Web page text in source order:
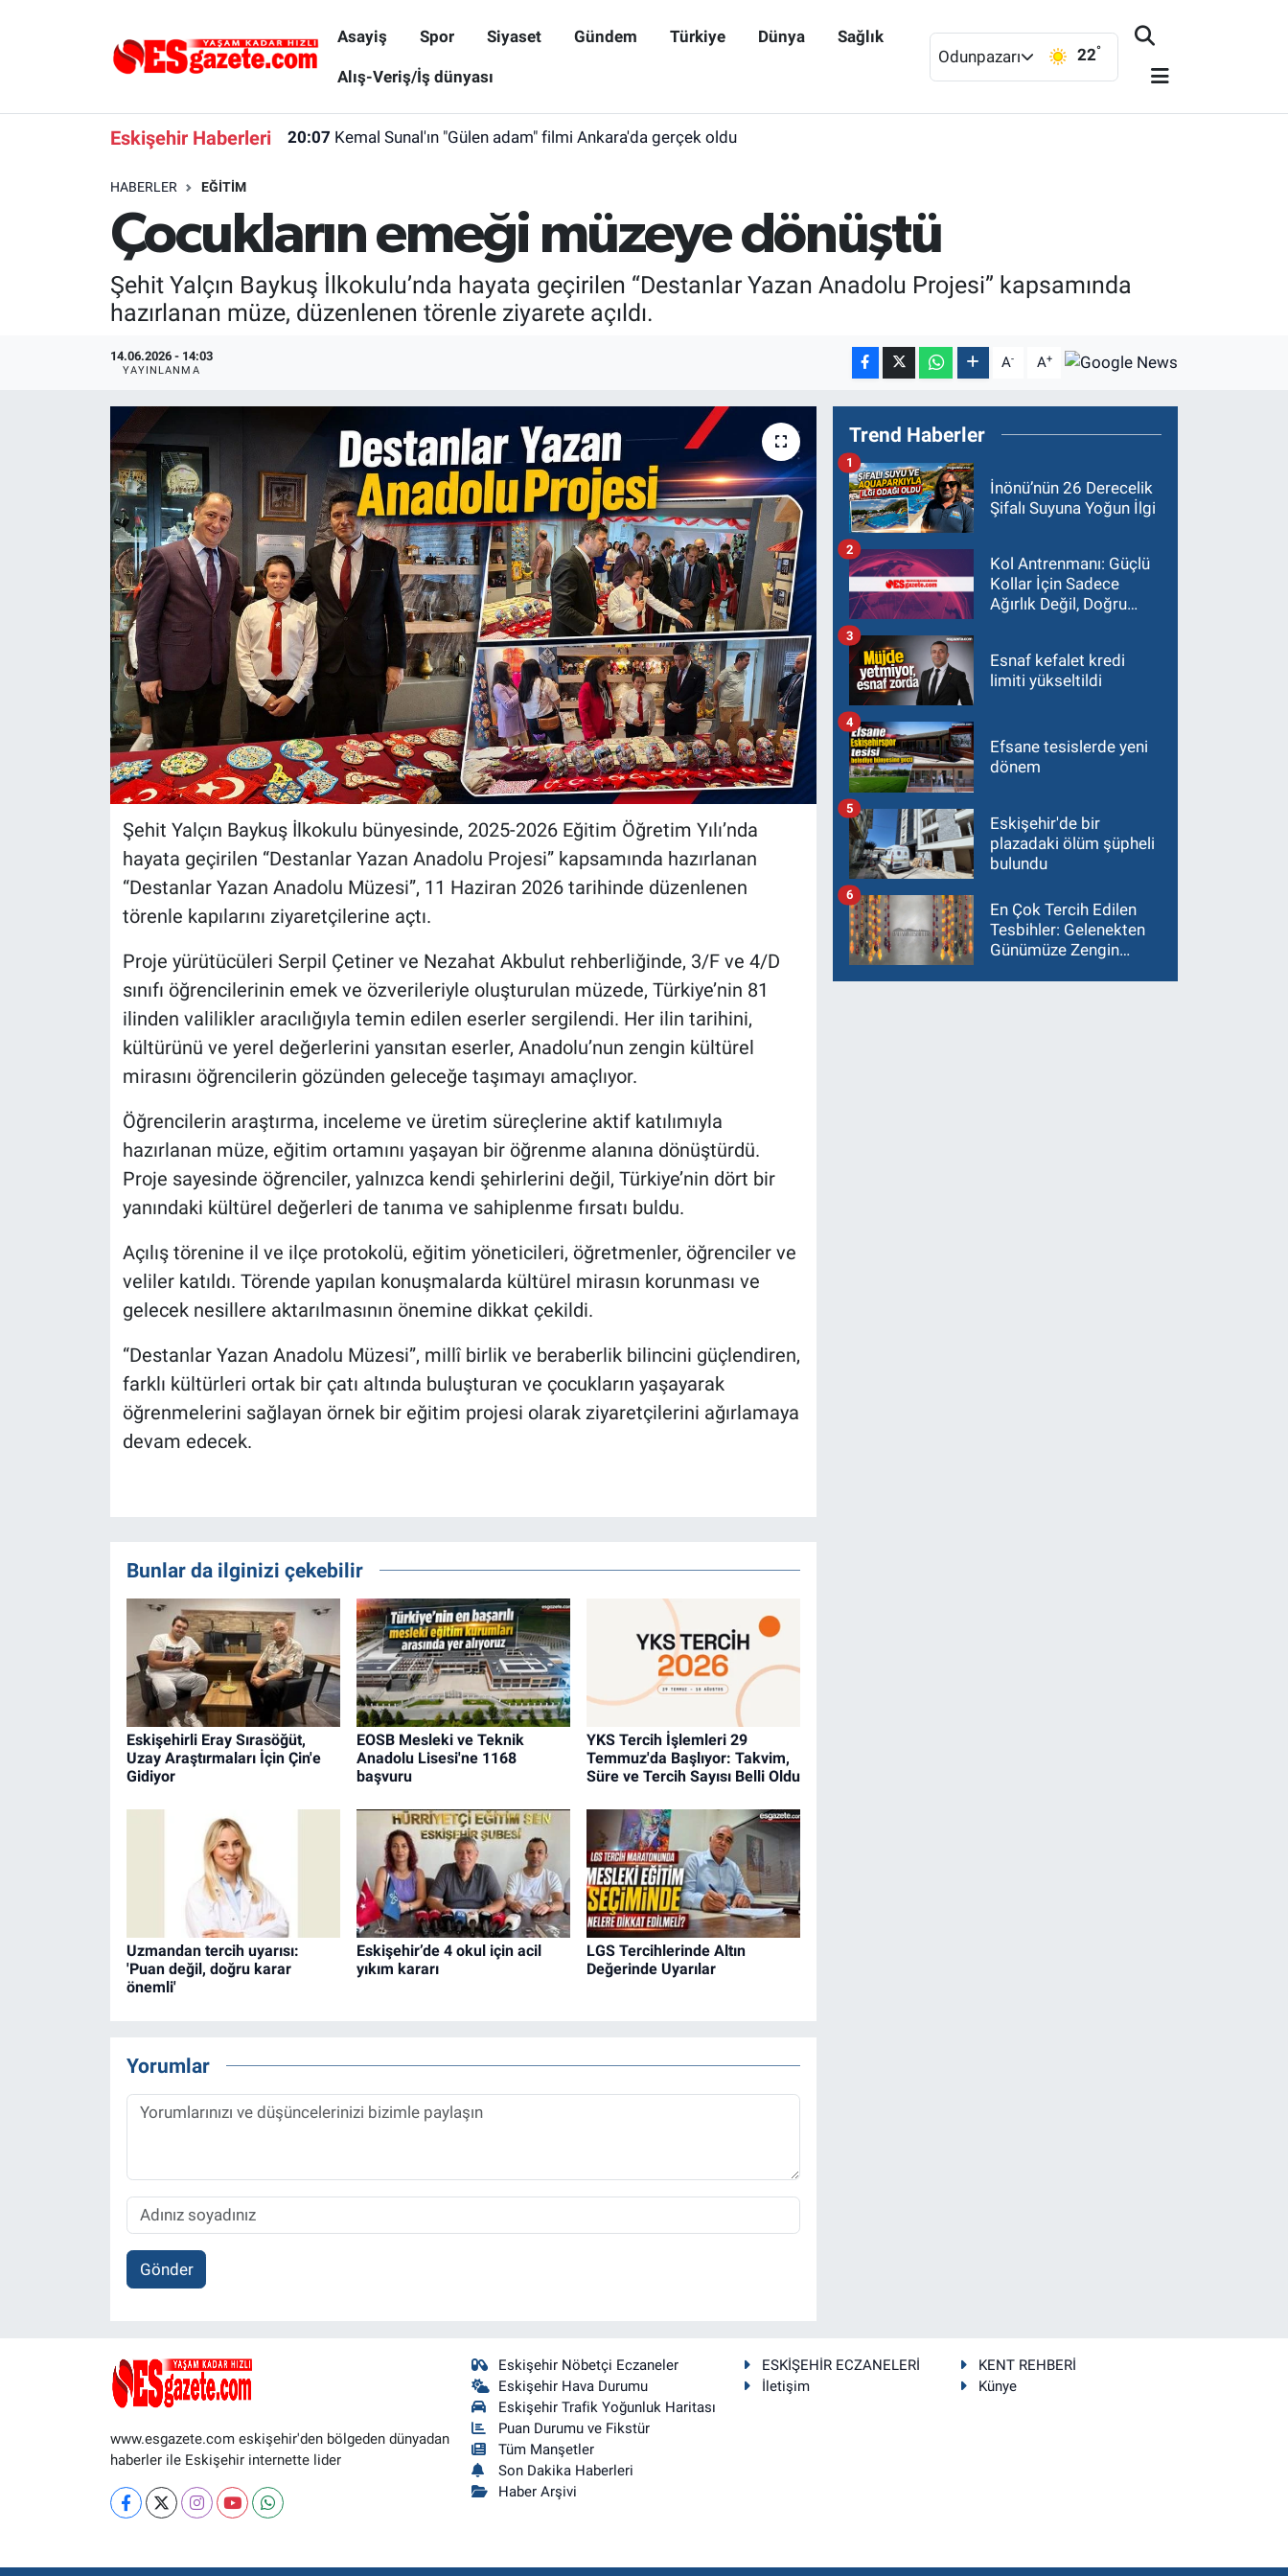
Asayiş Spor Siyaset Gündem Türkiye Dünya Sağlık
Alış-Veriş/İş dünyası
Odunpazarı 22°
Eskişehir Haberleri 20:07 Kemal Sunal'ın "Gülen adam" filmi Ankara'da gerçek oldu
HABERLER EĞITIM
Çocukların emeği müzeye dönüştü
Şehit Yalçın Baykuş İlkokulu’nda hayata geçirilen “Destanlar Yazan Anadolu Projesi” kapsamında
hazırlanan müze, düzenlenen törenle ziyarete açıldı.
14.06.2026 - 14:03
YAYINLANMA A- A+
Şehit Yalçın Baykuş İlkokulu bünyesinde, 2025-2026 Eğitim Öğretim Yılı’nda
hayata geçirilen “Destanlar Yazan Anadolu Projesi” kapsamında hazırlanan
“Destanlar Yazan Anadolu Müzesi”, 11 Haziran 2026 tarihinde düzenlenen
törenle kapılarını ziyaretçilerine açtı.
Proje yürütücüleri Serpil Çetiner ve Nezahat Akbulut rehberliğinde, 3/F ve 4/D
sınıfı öğrencilerinin emek ve özverileriyle oluşturulan müzede, Türkiye’nin 81
ilinden valilikler aracılığıyla temin edilen eserler sergilendi. Her ilin tarihini,
kültürünü ve yerel değerlerini yansıtan eserler, Anadolu’nun zengin kültürel
mirasını öğrencilerin gözünden geleceğe taşımayı amaçlıyor.
Öğrencilerin araştırma, inceleme ve üretim süreçlerine aktif katılımıyla
hazırlanan müze, eğitim ortamını yaşayan bir öğrenme alanına dönüştürdü.
Proje sayesinde öğrenciler, yalnızca kendi şehirlerini değil, Türkiye’nin dört bir
yanındaki kültürel değerleri de tanıma ve sahiplenme fırsatı buldu.
Açılış törenine il ve ilçe protokolü, eğitim yöneticileri, öğretmenler, öğrenciler ve
veliler katıldı. Törende yapılan konuşmalarda kültürel mirasın korunması ve
gelecek nesillere aktarılmasının önemine dikkat çekildi.
“Destanlar Yazan Anadolu Müzesi”, millî birlik ve beraberlik bilincini güçlendiren,
farklı kültürleri ortak bir çatı altında buluşturan ve çocukların yaşayarak
öğrenmelerini sağlayan örnek bir eğitim projesi olarak ziyaretçilerini ağırlamaya
devam edecek.
Bunlar da ilginizi çekebilir
Eskişehirli Eray Sırasöğüt,
Uzay Araştırmaları İçin Çin'e
Gidiyor
EOSB Mesleki ve Teknik
Anadolu Lisesi'ne 1168
başvuru
YKS Tercih İşlemleri 29
Temmuz'da Başlıyor: Takvim,
Süre ve Tercih Sayısı Belli Oldu
Uzmandan tercih uyarısı:
'Puan değil, doğru karar
önemli'
Eskişehir’de 4 okul için acil
yıkım kararı
LGS Tercihlerinde Altın
Değerinde Uyarılar
Yorumlar
Gönder
Trend Haberler
İnönü’nün 26 Derecelik
Şifalı Suyuna Yoğun İlgi
1
Kol Antrenmanı: Güçlü
Kollar İçin Sadece
Ağırlık Değil, Doğru
2
Esnaf kefalet kredi
limiti yükseltildi
3
Efsane tesislerde yeni
dönem
4
Eskişehir'de bir
plazadaki ölüm şüpheli
bulundu
5
En Çok Tercih Edilen
Tesbihler: Gelenekten
Günümüze Zengin
6
www.esgazete.com eskişehir'den bölgeden dünyadan
haberler ile Eskişehir internette lider
Eskişehir Nöbetçi Eczaneler
Eskişehir Hava Durumu
Eskişehir Trafik Yoğunluk Haritası
Puan Durumu ve Fikstür
Tüm Manşetler
Son Dakika Haberleri
Haber Arşivi
ESKİŞEHİR ECZANELERİ
KENT REHBERİ
İletişim
Künye
Gündem
Alış-Veriş/İş dünyası
Eskişehirspor Arşivi
Röportaj
Ekonomi
Kültür Sanat
Kütahya
Magazin
Bilim ve Teknoloji
Eskişehir Nöbetçi Eczaneler
Süper Lig Puan Durumu ve Fikstür
Son Dakika Haberleri
Haber Arşivi